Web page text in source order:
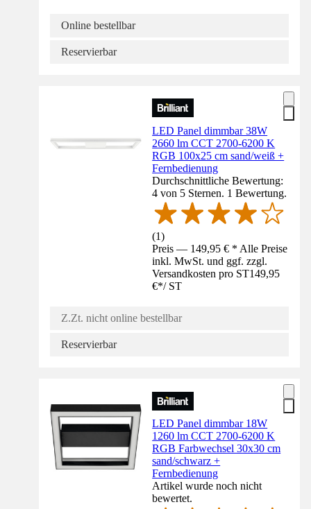
Online bestellbar
Reservierbar
LED Panel dimmbar 38W
2660 lm CCT 2700-6200 K
RGB 100x25 cm sand/weiß +
Fernbedienung
Durchschnittliche Bewertung:
4 von 5 Sternen. 1 Bewertung.
(1)
Preis — 149,95 € * Alle Preise
inkl. MwSt. und ggf. zzgl.
Versandkosten pro ST149,95
€*/ ST
Z.Zt. nicht online bestellbar
Reservierbar
LED Panel dimmbar 18W
1260 lm CCT 2700-6200 K
RGB Farbwechsel 30x30 cm
sand/schwarz +
Fernbedienung
Artikel wurde noch nicht
bewertet.